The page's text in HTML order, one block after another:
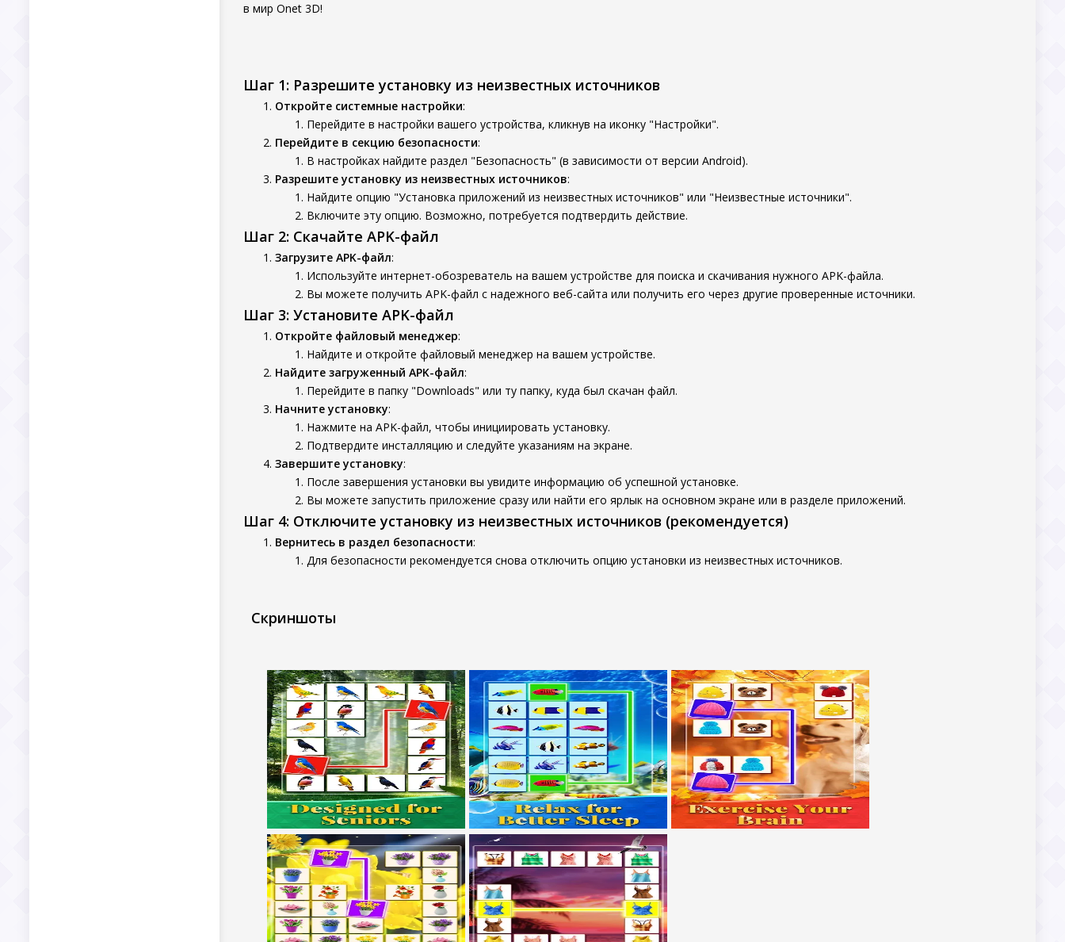
в мир Onet 3D!
Шаг 1: Разрешите установку из неизвестных источников
Откройте системные настройки:
Перейдите в настройки вашего устройства, кликнув на иконку "Настройки".
Перейдите в секцию безопасности:
В настройках найдите раздел "Безопасность" (в зависимости от версии Android).
Разрешите установку из неизвестных источников:
Найдите опцию "Установка приложений из неизвестных источников" или "Неизвестные источники".
Включите эту опцию. Возможно, потребуется подтвердить действие.
Шаг 2: Скачайте APK-файл
Загрузите APK-файл:
Используйте интернет-обозреватель на вашем устройстве для поиска и скачивания нужного APK-файла.
Вы можете получить APK-файл с надежного веб-сайта или получить его через другие проверенные источники.
Шаг 3: Установите APK-файл
Откройте файловый менеджер:
Найдите и откройте файловый менеджер на вашем устройстве.
Найдите загруженный APK-файл:
Перейдите в папку "Downloads" или ту папку, куда был скачан файл.
Начните установку:
Нажмите на APK-файл, чтобы инициировать установку.
Подтвердите инсталляцию и следуйте указаниям на экране.
Завершите установку:
После завершения установки вы увидите информацию об успешной установке.
Вы можете запустить приложение сразу или найти его ярлык на основном экране или в разделе приложений.
Шаг 4: Отключите установку из неизвестных источников (рекомендуется)
Вернитесь в раздел безопасности:
Для безопасности рекомендуется снова отключить опцию установки из неизвестных источников.
Скриншоты